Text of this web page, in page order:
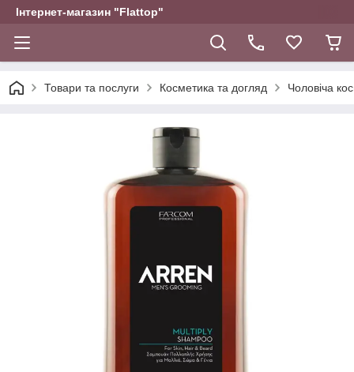
Інтернет-магазин "Flattop"
Товари та послуги Косметика та догляд Чоловіча